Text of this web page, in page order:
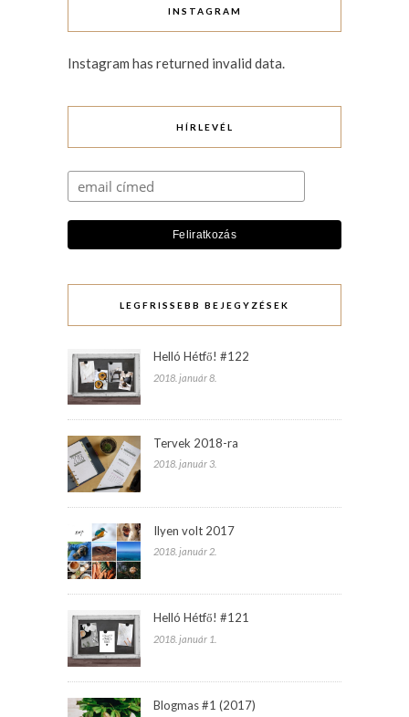
INSTAGRAM
Instagram has returned invalid data.
HÍRLEVÉL
LEGFRISSEBB BEJEGYZÉSEK
Helló Hétfő! #122
2018. január 8.
Tervek 2018-ra
2018. január 3.
Ilyen volt 2017
2018. január 2.
Helló Hétfő! #121
2018. január 1.
Blogmas #1 (2017)